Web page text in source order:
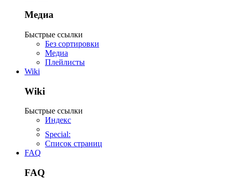
Медиа
Быстрые ссылки
Без сортировки
Медиа
Плейлисты
Wiki
Wiki
Быстрые ссылки
Индекс
Special:
Список страниц
FAQ
FAQ